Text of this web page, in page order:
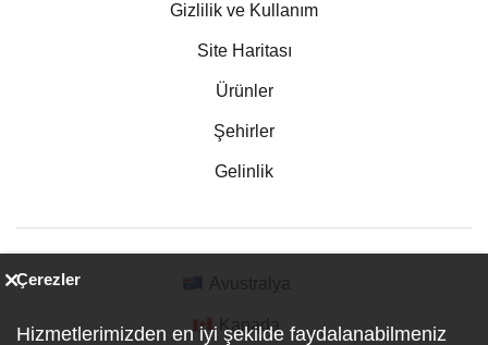
Gizlilik ve Kullanım
Site Haritası
Ürünler
Şehirler
Gelinlik
Kanada
Çerezler
Hizmetlerimizden en iyi şekilde faydalanabilmeniz